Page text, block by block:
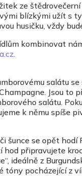
ze
blízkými užít s
husičku, vždy
kombinovat
.
salátu
Jsou to
salátu.
k němu spíše
šunce se opět
hod připravujete
ideálně z
tóny pocházející z